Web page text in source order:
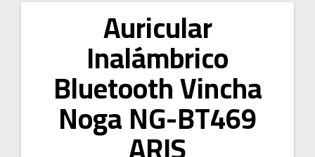
Auricular
Inalámbrico
Bluetooth Vincha
Noga NG-BT469
Navegación
entradas